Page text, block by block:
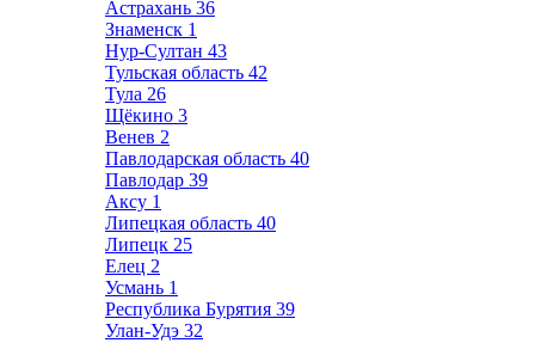
Астрахань 36
Знаменск 1
Нур-Султан 43
Тульская область 42
Тула 26
Щёкино 3
Венев 2
Павлодарская область 40
Павлодар 39
Аксу 1
Липецкая область 40
Липецк 25
Елец 2
Усмань 1
Республика Бурятия 39
Улан-Удэ 32